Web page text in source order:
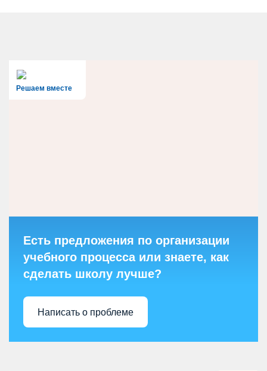
Решаем вместе
Есть предложения по организации
учебного процесса или знаете, как
сделать школу лучше?
Написать о проблеме